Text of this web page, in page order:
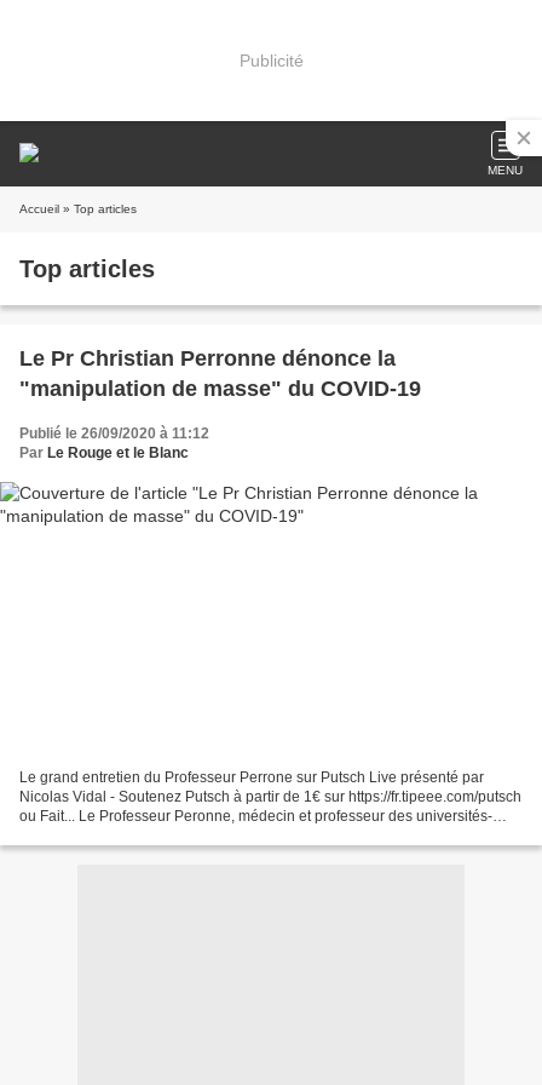
Publicité
MENU
Accueil » Top articles
Top articles
Le Pr Christian Perronne dénonce la
"manipulation de masse" du COVID-19
Publié le 26/09/2020 à 11:12
Par Le Rouge et le Blanc
Le grand entretien du Professeur Perrone sur Putsch Live présenté par
Nicolas Vidal - Soutenez Putsch à partir de 1€ sur https://fr.tipeee.com/putsch
ou Fait... Le Professeur Peronne, médecin et professeur des universités-